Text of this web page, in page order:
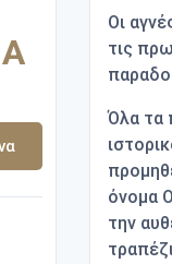
Οι
τις
Όλα τα
όνομα
την